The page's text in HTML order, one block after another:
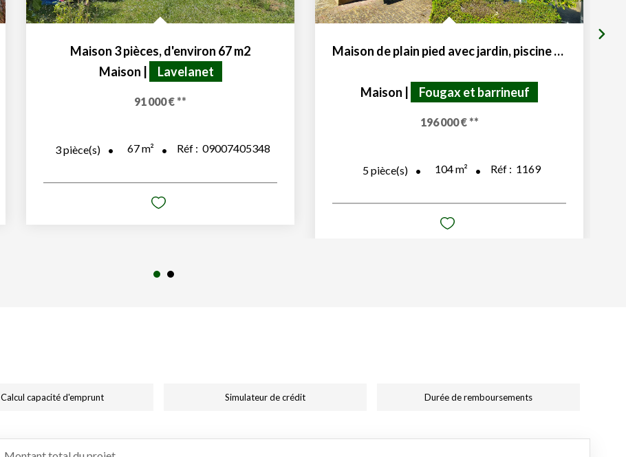
Maison 3 pièces, d'environ 67 m2
Maison
Lavelanet
91 000 € **
3pièce(s) 67m² Réf : 09007405348
Maison de plain pied avec jardin, piscine et garage
Maison Fougax et barrineuf
196 000 €**
5pièce(s) 104m² Réf : 1169
Calcul capacité d'emprunt Simulateur de crédit Durée de remboursements